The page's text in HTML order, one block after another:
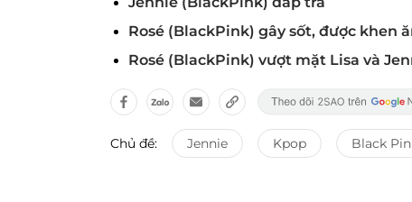
Rosé (BlackPink) gây sốt, được khen
Rosé (BlackPink) vượt mặt Lisa và
Chủ đề: Jennie Kpop Black